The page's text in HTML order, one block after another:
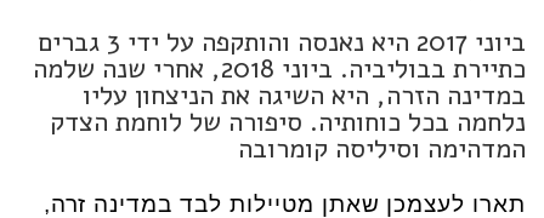
ביוני 2017 היא נאנסה והותקפה על ידי 3 גברים
כתיירת בבוליביה. ביוני 2018, אחרי שנה שלמה
במדינה הזרה, היא השיגה את הניצחון עליו
נלחמה בכל כוחותיה. סיפורה של לוחמת הצדק
המדהימה וסיליסה קומרובה
תארו לעצמכן שאתן מטיילות לבד במדינה זרה,